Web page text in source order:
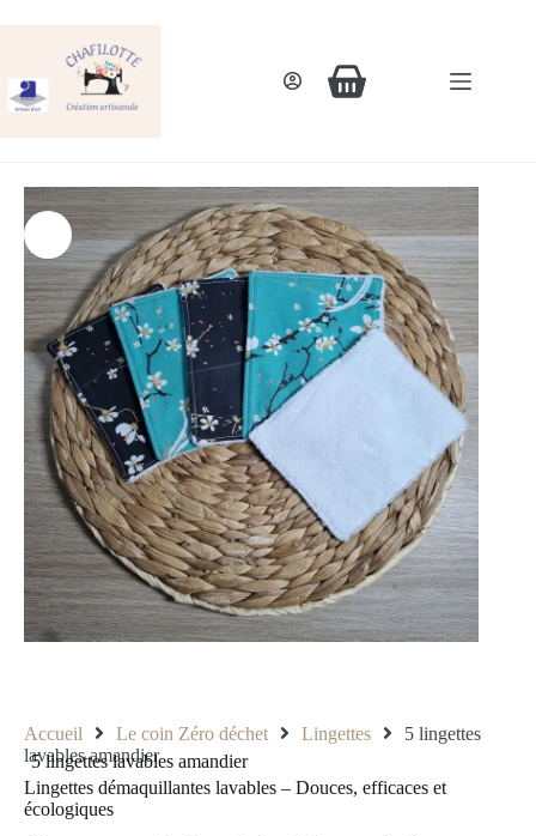
Accueil Le coin Zéro déchet Lingettes
5 lingettes
lavables amandier
5 lingettes lavables amandier
Lingettes démaquillantes lavables – Douces, efficaces et
écologiques